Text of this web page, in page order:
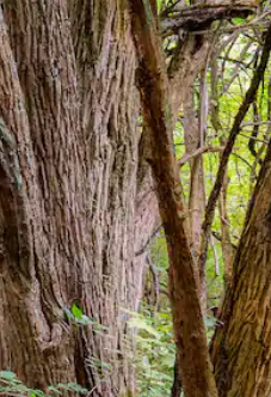
en appuyant et en faisant glisser.